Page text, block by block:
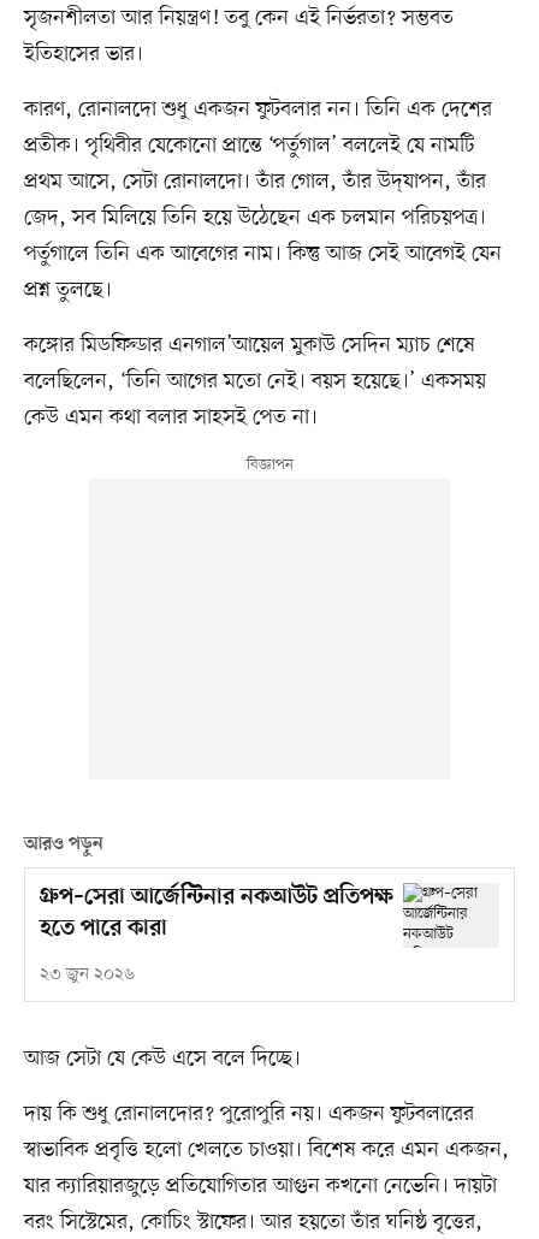
সৃজনশীলতা আর নিয়ন্ত্রণ! তবু কেন এই নির্ভরতা? সম্ভবত
ইতিহাসের ভার।
কারণ, রোনালদো শুধু একজন ফুটবলার নন। তিনি এক দেশের
প্রতীক। পৃথিবীর যেকোনো প্রান্তে ‘পর্তুগাল’ বললেই যে নামটি
প্রথম আসে, সেটা রোনালদো। তাঁর গোল, তাঁর উদ্‌যাপন, তাঁর
জেদ, সব মিলিয়ে তিনি হয়ে উঠেছেন এক চলমান পরিচয়পত্র।
পর্তুগালে তিনি এক আবেগের নাম। কিন্তু আজ সেই আবেগই যেন
প্রশ্ন তুলছে।
কঙ্গোর মিডফিল্ডার এনগাল’আয়েল মুকাউ সেদিন ম্যাচ শেষে
বলেছিলেন, ‘তিনি আগের মতো নেই। বয়স হয়েছে।’ একসময়
কেউ এমন কথা বলার সাহসই পেত না।
আরও পড়ুন
গ্রুপ–সেরা আর্জেন্টিনার নকআউট প্রতিপক্ষ
হতে পারে কারা
২৩ জুন ২০২৬
আজ সেটা যে কেউ এসে বলে দিচ্ছে।
দায় কি শুধু রোনালদোর? পুরোপুরি নয়। একজন ফুটবলারের
স্বাভাবিক প্রবৃত্তি হলো খেলতে চাওয়া। বিশেষ করে এমন একজন,
যার ক্যারিয়ারজুড়ে প্রতিযোগিতার আগুন কখনো নেভেনি। দায়টা
বরং সিস্টেমের, কোচিং স্টাফের। আর হয়তো তাঁর ঘনিষ্ঠ বৃত্তের,